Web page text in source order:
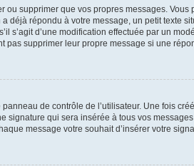
supprimer que vos propres messages.
répondu à votre message, un petit texte
s’agit d’une modification effectuée par un
supprimer leur propre message si une
de contrôle de l’utilisateur. Une fois
qui sera insérée à tous vos
message votre souhait d’insérer votre